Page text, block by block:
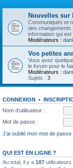
Nouvelles sur
Communiqués et
des changements
information qui est
Modérateurs :
Vos petites
Vous avez
le forum pour le
Modérateurs :
Sujets : 3
CONNEXION •
Nom d’utilisateur :
Mot de passe :
J’ai oublié mon mot de passe
QUI EST EN LIGNE ?
Au total, il y a 187 utilisateurs